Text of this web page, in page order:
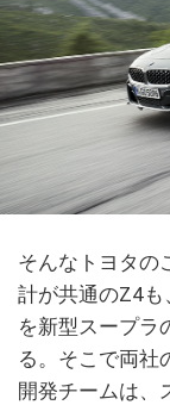
そんなトヨタの
計が共通のZ4も
を新型スープラ
る。そこで両社
開発チームは、